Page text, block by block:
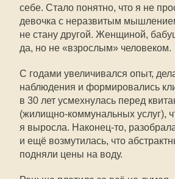
себе. Стало понятно, что я не
девочка с неразвитым
не стану другой. Женщиной,
да, но не «взрослым» человеком.
С годами увеличивался опыт,
наблюдения и формировались
в 30 лет усмехнулась перед
(жилищно-коммунальных услуг),
я выросла. Наконец-то,
и ещё возмутилась, что
подняли цены на воду.